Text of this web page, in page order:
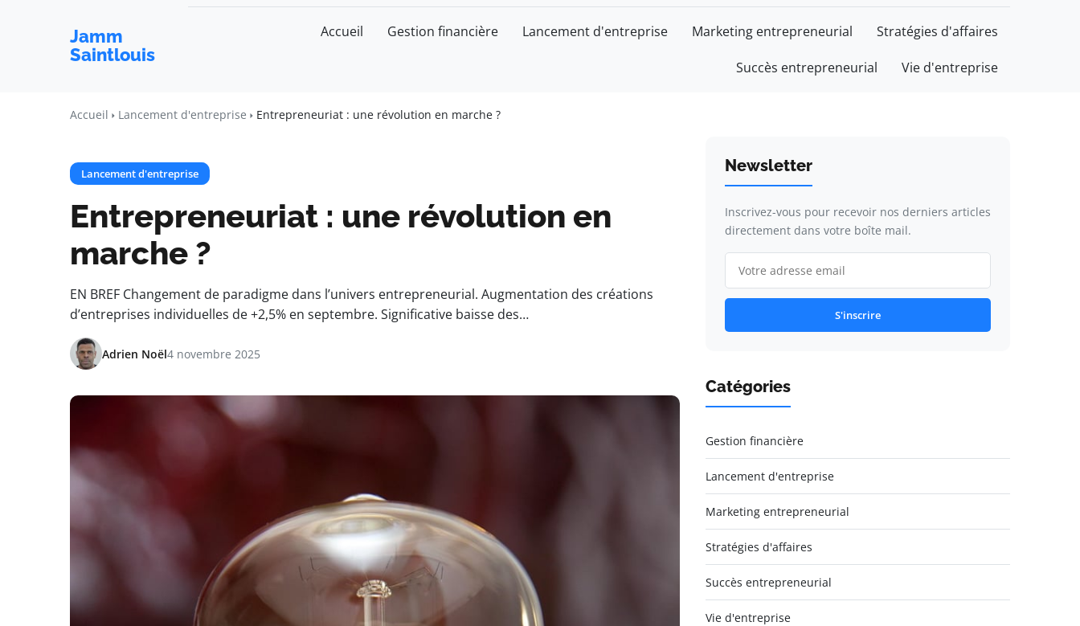
Jamm
Saintlouis
Accueil Gestion financière Lancement d'entreprise Marketing entrepreneurial Stratégies d'affaires
Succès entrepreneurial Vie d'entreprise
Accueil Lancement d'entreprise Entrepreneuriat : une révolution en marche ?
Lancement d'entreprise
Entrepreneuriat : une révolution en
marche ?
EN BREF Changement de paradigme dans l’univers entrepreneurial. Augmentation des créations
d’entreprises individuelles de +2,5% en septembre. Significative baisse des…
Adrien Noël4 novembre 2025
Newsletter
Inscrivez-vous pour recevoir nos derniers articles
directement dans votre boîte mail.
S'inscrire
Catégories
Gestion financière
Lancement d'entreprise
Marketing entrepreneurial
Stratégies d'affaires
Succès entrepreneurial
Vie d'entreprise